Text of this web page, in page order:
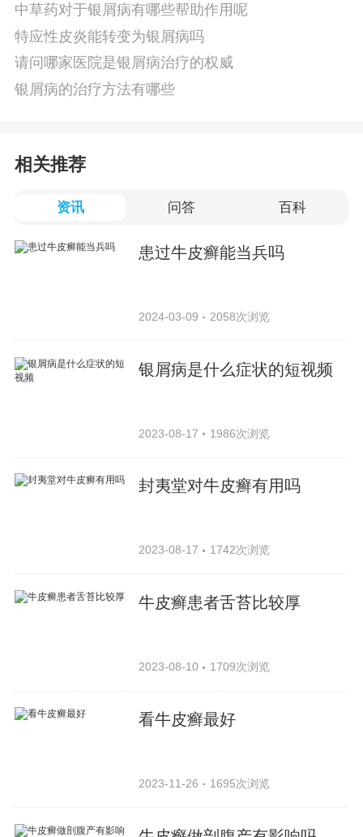
中草药对于银屑病有哪些帮助作用呢
特应性皮炎能转变为银屑病吗
请问哪家医院是银屑病治疗的权威
银屑病的治疗方法有哪些
相关推荐
资讯 问答 百科
患过牛皮癣能当兵吗
2024-03-09 2058次浏览
银屑病是什么症状的短视频
2023-08-17 1986次浏览
封夷堂对牛皮癣有用吗
2023-08-17 1742次浏览
牛皮癣患者舌苔比较厚
2023-08-10 1709次浏览
看牛皮癣最好
2023-11-26 1695次浏览